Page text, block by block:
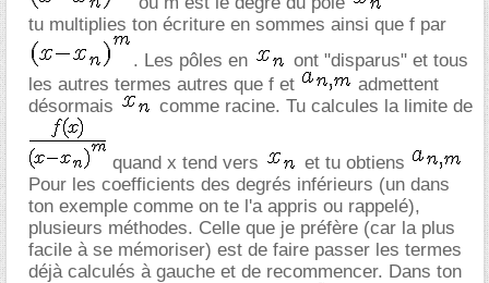
tu multiplies ton écriture en sommes ainsi que f par
. Les pôles en
ont "disparus" et tous
les autres termes autres que f et
admettent
désormais
comme racine. Tu calcules la limite de
quand x tend vers
et tu obtiens
Pour les coefficients des degrés inférieurs (un dans
ton exemple comme on te l'a appris ou rappelé),
plusieurs méthodes. Celle que je préfère (car la plus
facile à se mémoriser) est de faire passer les termes
déjà calculés à gauche et de recommencer. Dans ton